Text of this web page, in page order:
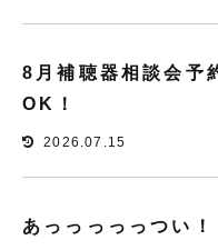
8月補聴器相談会予
OK！
2026.07.15
あっっっっっつい！